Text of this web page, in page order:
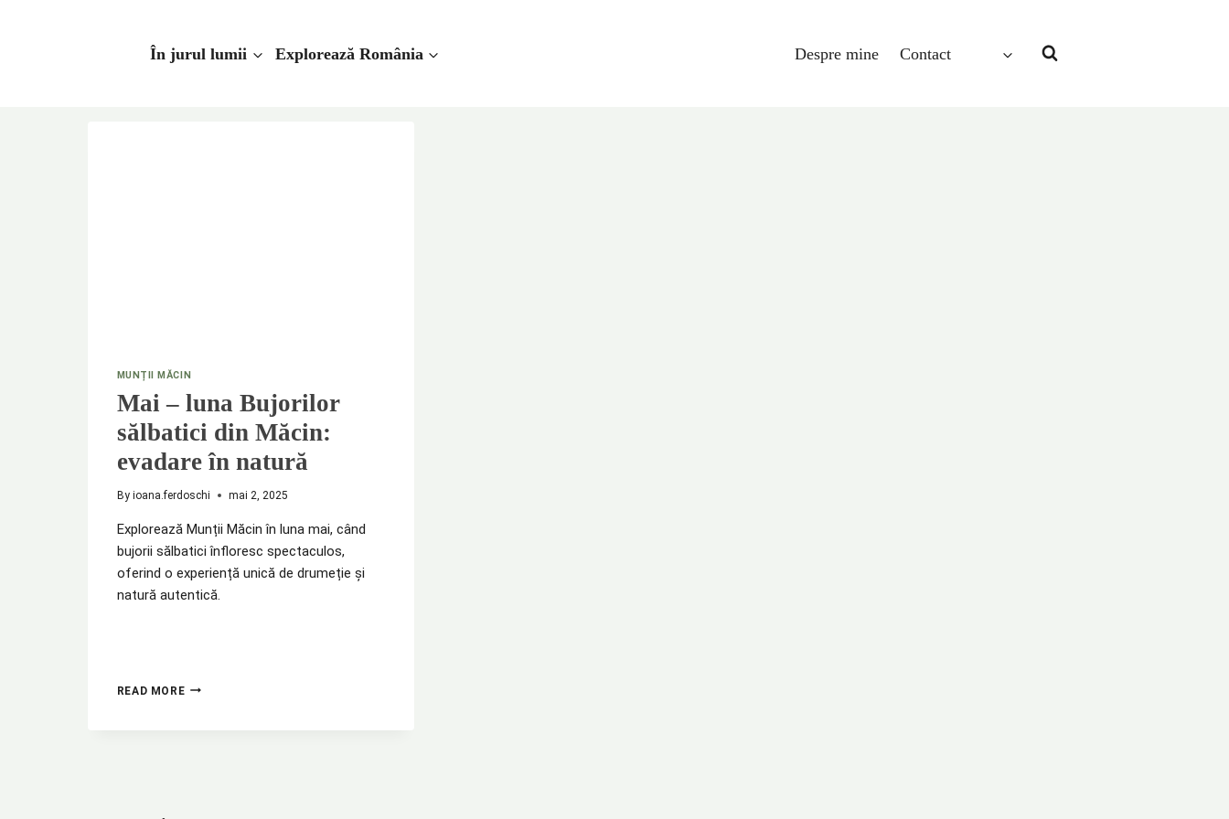
În jurul lumii Explorează România Despre mine Contact
MUNȚII MĂCIN
Mai – luna Bujorilor
sălbatici din Măcin:
evadare în natură
By ioana.ferdoschi mai 2, 2025
Explorează Munții Măcin în luna mai, când
bujorii sălbatici înfloresc spectaculos,
oferind o experiență unică de drumeție și
natură autentică.
READ MOREMAI